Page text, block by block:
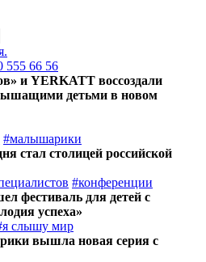
555 66 56
и YERKATT воссоздали
детьми в новом
#малышарики
стал столицей российской
#конференции
фестиваль для детей с
успеха»
слышу мир
вышла новая серия с